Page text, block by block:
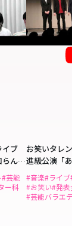
イブ
らんけ
#芸能
ー科
お笑いタレ
進級公演「
んじゃん」
#音楽#ライブ
#お笑い#発表
#芸能バラエ